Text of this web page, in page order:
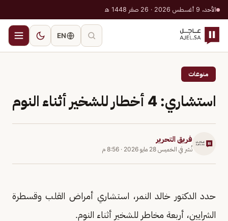
الأحد، 9 أغسطس 2026 · 26 صفر 1448 هـ
EN
منوعات
استشاري: 4 أخطار للشخير أثناء النوم
فريق التحرير
نُشر في الخميس 28 مايو 2026 · 8:56 م
حدد الدكتور خالد النمر، استشاري أمراض القلب وقسطرة
الشرايين، أربعة مخاطر للشخير أثناء النوم.